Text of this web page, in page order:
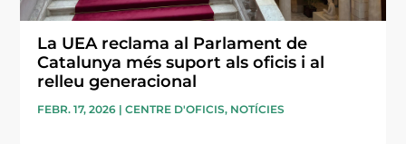
La UEA reclama al Parlament de
Catalunya més suport als oficis i al
relleu generacional
FEBR. 17, 2026 |CENTRE D'OFICIS, NOTÍCIES